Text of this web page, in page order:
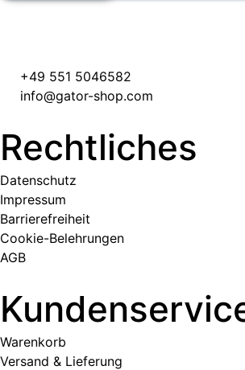
+49 551 5046582
info@gator-shop.com
Rechtliches
Datenschutz
Impressum
Barrierefreiheit
Cookie-Belehrungen
AGB
Warenkorb
Versand & Lieferung